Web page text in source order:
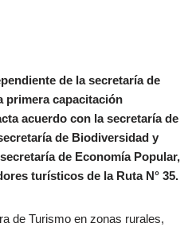
de la secretaría de
primera capacitación
acuerdo con la secretaría de
de Biodiversidad y
de Economía Popular,
turísticos de la Ruta N° 35.
de Turismo en zonas rurales,